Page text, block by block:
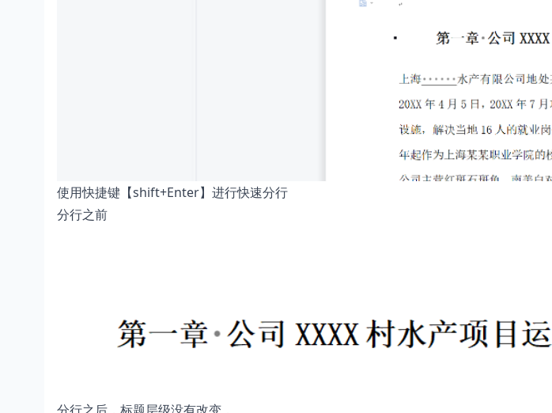
使用快捷键【shift+Enter】进行快速分行
分行之前